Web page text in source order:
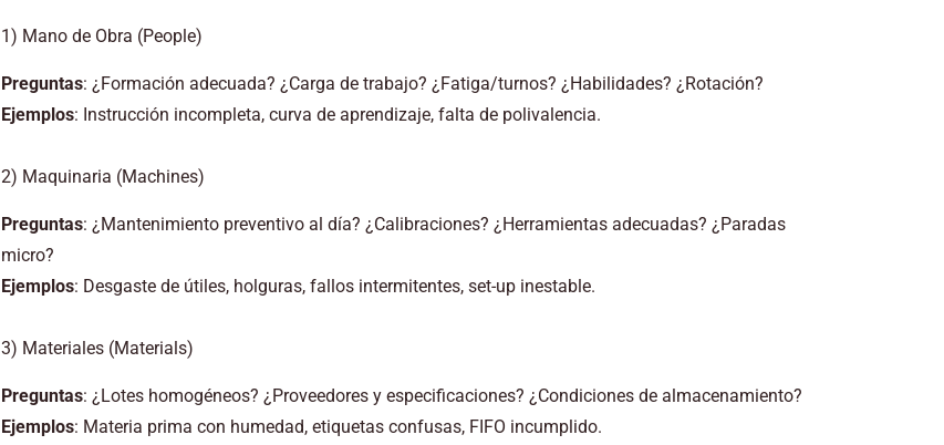
1) Mano de Obra (People)
Preguntas: ¿Formación adecuada? ¿Carga de trabajo? ¿Fatiga/turnos? ¿Habilidades? ¿Rotación?
Ejemplos: Instrucción incompleta, curva de aprendizaje, falta de polivalencia.
2) Maquinaria (Machines)
Preguntas: ¿Mantenimiento preventivo al día? ¿Calibraciones? ¿Herramientas adecuadas? ¿Paradas
micro?
Ejemplos: Desgaste de útiles, holguras, fallos intermitentes, set-up inestable.
3) Materiales (Materials)
Preguntas: ¿Lotes homogéneos? ¿Proveedores y especificaciones? ¿Condiciones de almacenamiento?
Ejemplos: Materia prima con humedad, etiquetas confusas, FIFO incumplido.